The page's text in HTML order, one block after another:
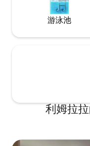
游泳池
利姆拉